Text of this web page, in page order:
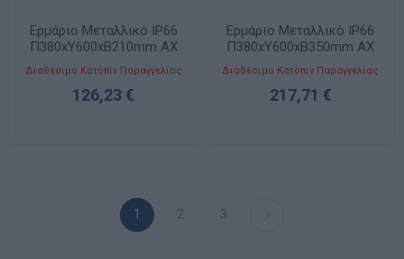
Ερμάριο Μεταλλικό IP66
Π380xΥ600xΒ210mm AX
Διαθέσιμο Κατόπιν Παραγγελίας
126,23 €
Ερμάριο Μεταλλικό IP66
Π380xΥ600xΒ350mm AX
Διαθέσιμο Κατόπιν Παραγγελίας
217,71 €
1 2 3